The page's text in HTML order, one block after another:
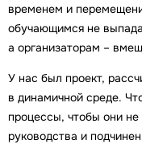
временем и
обучающимся не
а организаторам –
У нас был проект,
в динамичной среде.
процессы, чтобы они не
руководства и